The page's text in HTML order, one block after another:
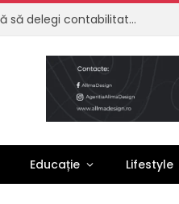
Externalizare contabilitate: de ce merită să delegi contabilitatea firmei tale
Educație Lifestyle